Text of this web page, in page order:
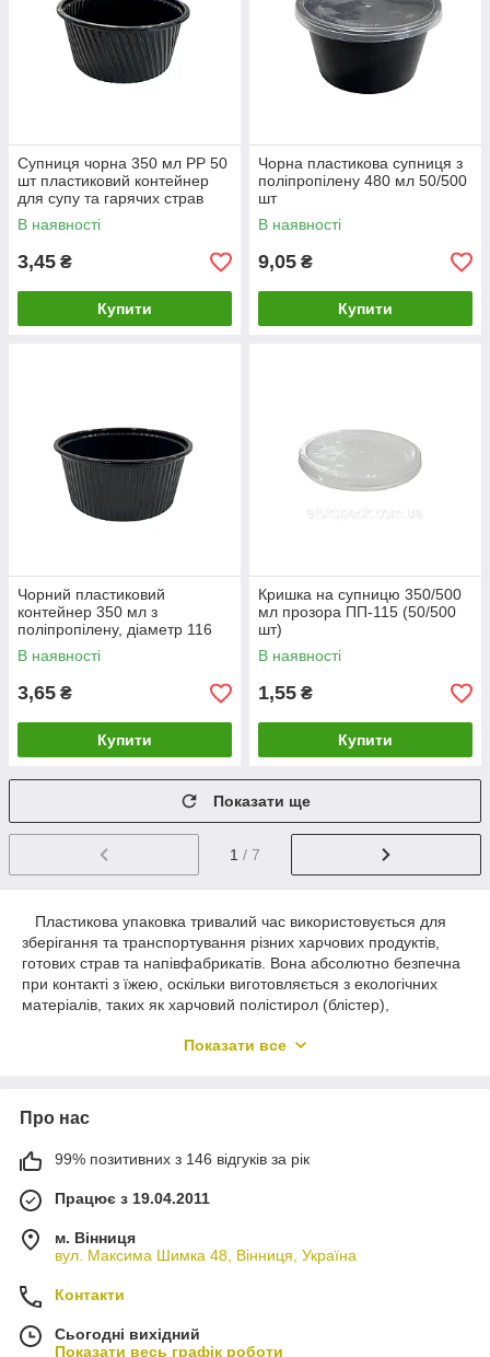
Супниця чорна 350 мл РР 50
шт пластиковий контейнер
для супу та гарячих страв
В наявності
3,45 ₴
Купити
Чорна пластикова супниця з
поліпропілену 480 мл 50/500
шт
В наявності
9,05 ₴
Купити
Чорний пластиковий
контейнер 350 мл з
поліпропілену, діаметр 116
мм 50/1000 шт
В наявності
3,65 ₴
Купити
Кришка на супницю 350/500
мл прозора ПП-115 (50/500
шт)
В наявності
1,55 ₴
Купити
Показати ще
1 / 7
Пластикова упаковка тривалий час використовується для
зберігання та транспортування різних харчових продуктів,
готових страв та напівфабрикатів. Вона абсолютно безпечна
при контакті з їжею, оскільки виготовляється з екологічних
матеріалів, таких як харчовий полістирол (блістер),
може застосовуватися не тільки для зберігання і
повністю замінили скляні та керамічні банки. Велика
підібрати тару для будь-якого типу продуктів: рідин,
напівфабрикатів, для пакування ягід.
Серед основних переваг пластикової упаковки
гідності виділяють:
Великий вибір форм та розмірів – можна підібрати
Показати все
Про нас
99% позитивних з 146 відгуків за рік
Працює з 19.04.2011
м. Вінниця
вул. Максима Шимка 48, Вінниця, Україна
Контакти
Сьогодні вихідний
Показати весь графік роботи